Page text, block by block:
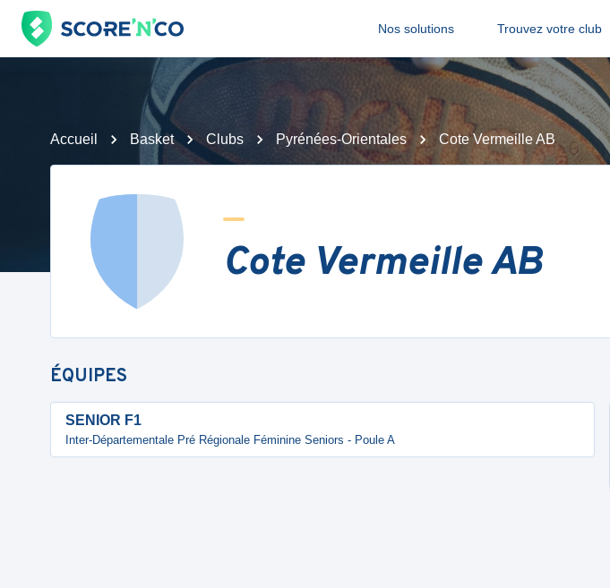
Nos solutions Trouvez votre club
Accueil Basket Clubs Pyrénées-Orientales Cote Vermeille AB
Cote Vermeille AB
ÉQUIPES
SENIOR F1
Inter-Départementale Pré Régionale Féminine Seniors - Poule A